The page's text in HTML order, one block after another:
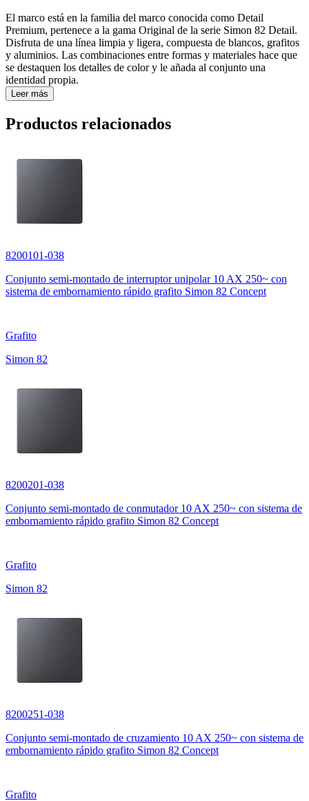
El marco está en la familia del marco conocida como Detail
Premium, pertenece a la gama Original de la serie Simon 82 Detail.
Disfruta de una línea limpia y ligera, compuesta de blancos, grafitos
y aluminios. Las combinaciones entre formas y materiales hace que
se destaquen los detalles de color y le añada al conjunto una
identidad propia.
Leer más
Productos relacionados
8200101-038
Conjunto semi-montado de interruptor unipolar 10 AX 250~ con
sistema de embornamiento rápido grafito Simon 82 Concept
Grafito
Simon 82
8200201-038
Conjunto semi-montado de conmutador 10 AX 250~ con sistema de
embornamiento rápido grafito Simon 82 Concept
Grafito
Simon 82
8200251-038
Conjunto semi-montado de cruzamiento 10 AX 250~ con sistema de
embornamiento rápido grafito Simon 82 Concept
Grafito